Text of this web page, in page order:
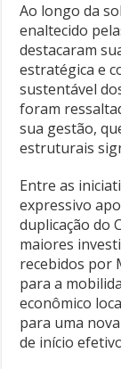
Ao longo da
enaltecido
destacaram
estratégica e
sustentável
foram
sua gestão,
estruturais
Entre as
expressivo
duplicação do
maiores
recebidos por
para a
econômico
para uma
de início